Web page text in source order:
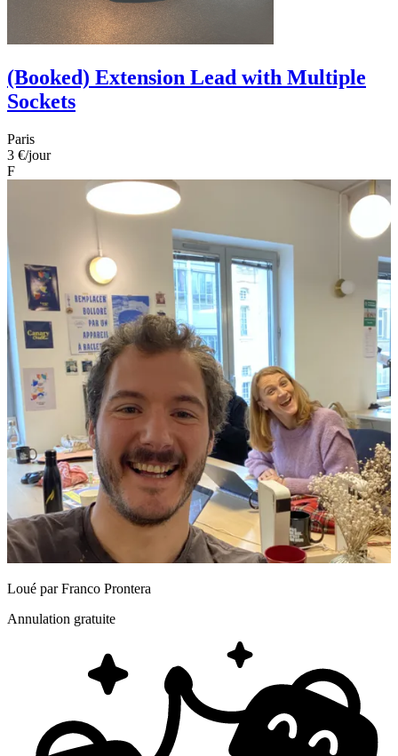
(Booked) Extension Lead with Multiple
Sockets
Paris
3 €/jour
F
Loué parFranco Prontera
Annulation gratuite